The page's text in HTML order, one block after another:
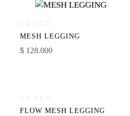
MESH LEGGING
$128.000
FLOW MESH LEGGING